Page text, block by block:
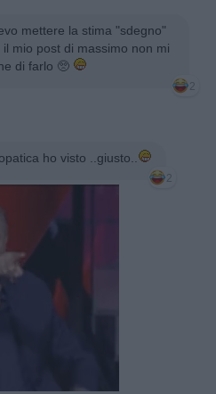
mettere la stima "sdegno"
mio post di massimo non mi
di farlo 🥺
2
ho visto ..giusto..
2